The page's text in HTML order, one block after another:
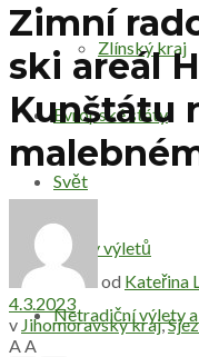
Zlínský kraj
Evropské státy
Svět
Druhy výletů
Netradiční výlety
Zimní
ski areál
Kunštátu
od Kateřina
4.3.2023
v Jihomoravský kraj,
AA